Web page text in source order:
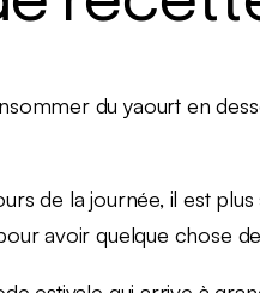
du yaourt en
de la journée, il est
avoir quelque chose